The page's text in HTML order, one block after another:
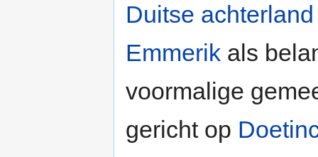
Duitse achterland
Emmerik als
voormalige
gericht op